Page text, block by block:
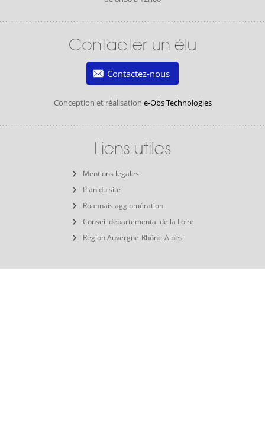
Contacter un élu
Contactez-nous
Conception et réalisation e-Obs Technologies
Liens utiles
Mentions légales
Plan du site
Roannais agglomération
Conseil départemental de la Loire
Région Auvergne-Rhône-Alpes